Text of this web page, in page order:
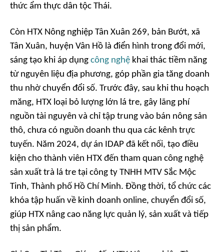
thức ẩm thực dân tộc Thái.
Còn HTX Nông nghiệp Tân Xuân 269, bản Bướt, xã
Tân Xuân, huyện Vân Hồ là điển hình trong đổi mới,
sáng tạo khi áp dụng công nghệ khai thác tiềm năng
từ nguyên liệu địa phương, góp phần gia tăng doanh
thu nhờ chuyển đổi số. Trước đây, sau khi thu hoạch
măng, HTX loại bỏ lượng lớn lá tre, gây lãng phí
nguồn tài nguyên và chỉ tập trung vào bán nông sản
thô, chưa có nguồn doanh thu qua các kênh trực
tuyến. Năm 2024, dự án IDAP đã kết nối, tạo điều
kiện cho thành viên HTX đến tham quan công nghệ
sản xuất trà lá tre tại công ty TNHH MTV Sắc Mộc
Tinh, Thành phố Hồ Chí Minh. Đồng thời, tổ chức các
khóa tập huấn về kinh doanh online, chuyển đổi số,
giúp HTX nâng cao năng lực quản lý, sản xuất và tiếp
thị sản phẩm.